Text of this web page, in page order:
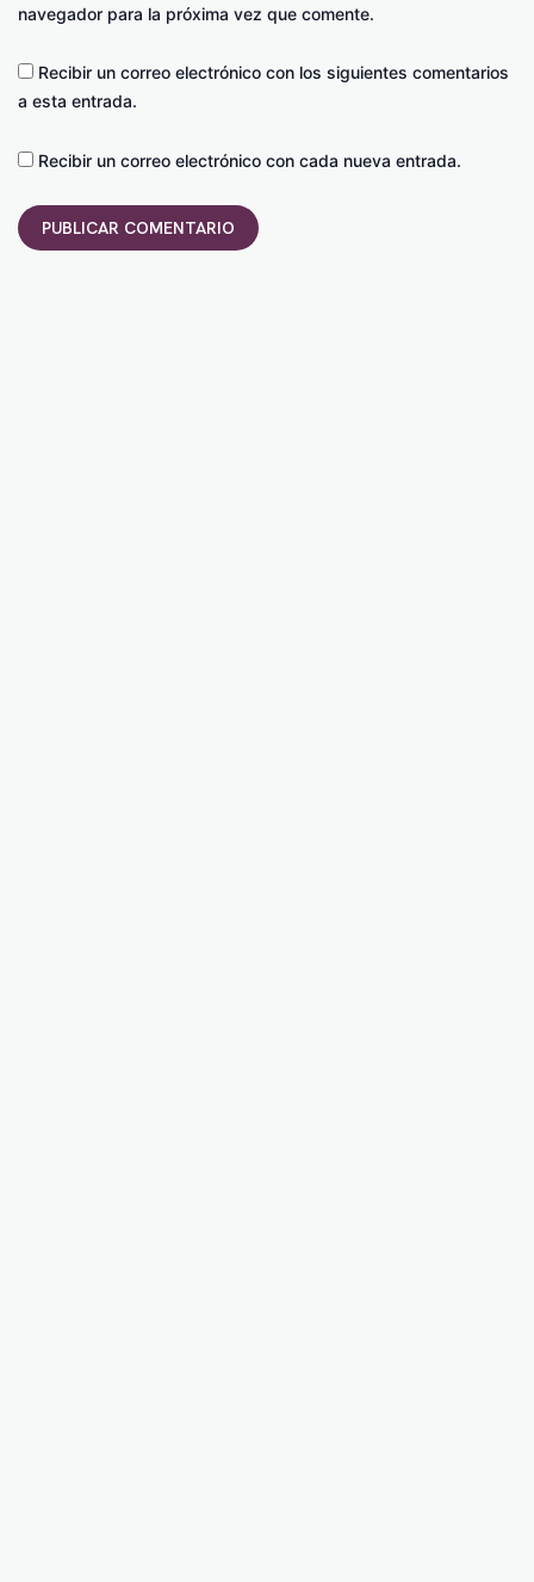
navegador para la próxima vez que comente.
Recibir un correo electrónico con los siguientes comentarios
a esta entrada.
Recibir un correo electrónico con cada nueva entrada.